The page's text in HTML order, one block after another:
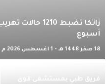
زاتكا تضبط
أسبوع
18 صفر 1448 هـ - 1 أغسطس 2026 م
فريق طبي بمستشفى قوى